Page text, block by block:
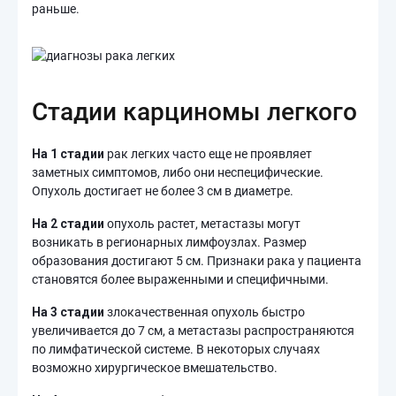
раньше.
Стадии карциномы легкого
На 1 стадии рак легких часто еще не проявляет
заметных симптомов, либо они неспецифические.
Опухоль достигает не более 3 см в диаметре.
На 2 стадии опухоль растет, метастазы могут
возникать в регионарных лимфоузлах. Размер
образования достигают 5 см. Признаки рака у пациента
становятся более выраженными и специфичными.
На 3 стадии злокачественная опухоль быстро
увеличивается до 7 см, а метастазы распространяются
по лимфатической системе. В некоторых случаях
возможно хирургическое вмешательство.